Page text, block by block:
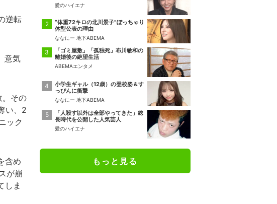
逆転
意気
。その
い、2
ック
含め
が崩
しま
愛のハイエナ
“体重72キロの北川景子”ぽっちゃり
体型公表の理由
ななにー 地下ABEMA
「ゴミ屋敷」「孤独死」布川敏和の
離婚後の絶望生活
ABEMAエンタメ
小学生ギャル（12歳）の登校姿＆す
っぴんに衝撃
ななにー 地下ABEMA
「人殺す以外は全部やってきた」総
長時代を公開した人気芸人
愛のハイエナ
もっと見る